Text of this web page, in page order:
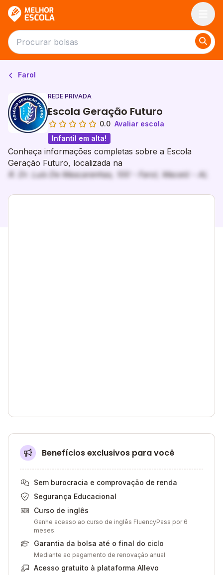
Farol
REDE PRIVADA
Escola Geração Futuro
0.0 Avaliar escola
Infantil em alta!
Conheça informações completas sobre a Escola
Geração Futuro, localizada na
R. Dr. Luís De Mascarenhas, 100 - Farol, Maceió - AL
Benefícios exclusivos para você
Sem burocracia e comprovação de renda
Segurança Educacional
Curso de inglês
Ganhe acesso ao curso de inglês FluencyPass por 6
meses.
Garantia da bolsa até o final do ciclo
Mediante ao pagamento de renovação anual
Acesso gratuito à plataforma Allevo